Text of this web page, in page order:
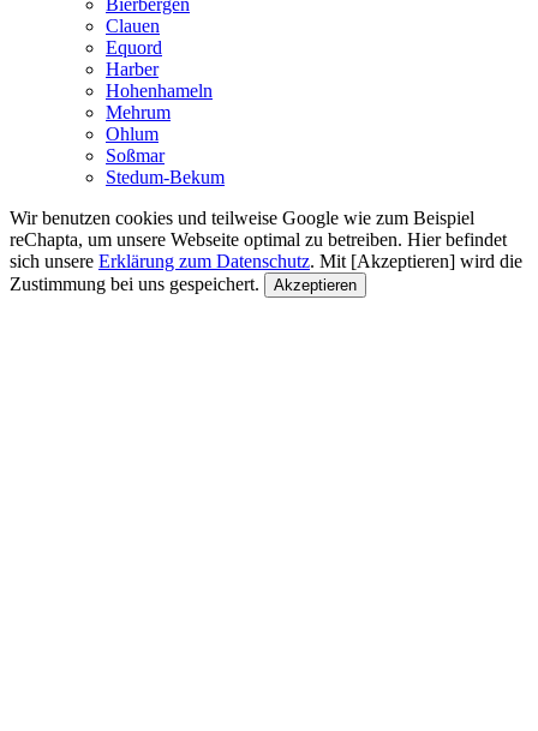
Clauen
Equord
Harber
Hohenhameln
Mehrum
Ohlum
Soßmar
Stedum-Bekum
Wir benutzen cookies und teilweise Google wie zum Beispiel
reChapta, um unsere Webseite optimal zu betreiben. Hier befindet
sich unsere Erklärung zum Datenschutz. Mit [Akzeptieren] wird die
Zustimmung bei uns gespeichert.
Akzeptieren